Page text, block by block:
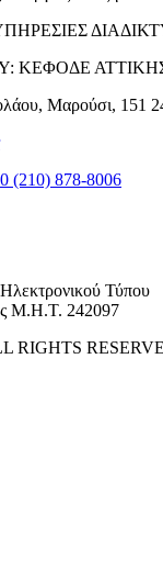
ΚΕΦΟΔΕ
Μαρούσι, 151
(210) 878-8006
Τύπου
Μ.Η.Τ. 242097
RIGHTS